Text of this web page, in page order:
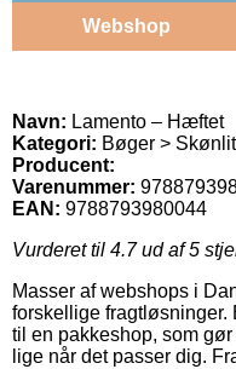
Webshop
Navn: Lamento – Hæftet
Kategori: Bøger >
Producent:
Varenummer:
EAN: 9788793980044
Vurderet til 4.7ud af 5
Masser af webshops i
forskellige fragtløsninger.
til en pakkeshop, som
lige når det passer dig.